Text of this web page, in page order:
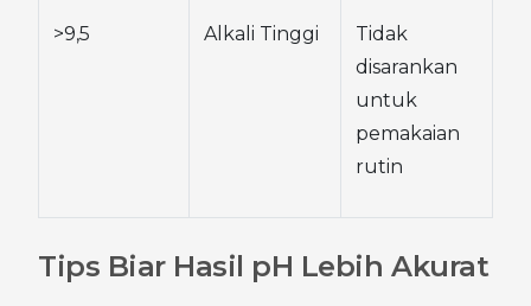
>9,5 Alkali Tinggi
Tidak
disarankan
untuk
pemakaian
rutin
Tips Biar Hasil pH Lebih Akurat